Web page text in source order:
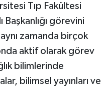
Tıp Fakültesi
görevini
zamanda birçok
aktif olarak görev
bilimlerinde
bilimsel yayınları ve